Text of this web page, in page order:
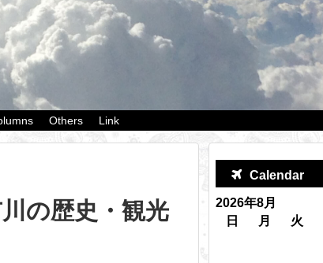
Others Link
の歴史・観光
Calendar
2026年8月
日
月 火